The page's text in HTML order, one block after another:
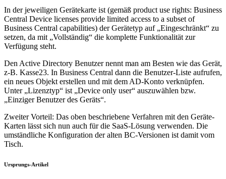
In der jeweiligen Gerätekarte ist (gemäß product use rights: Business
Central Device licenses provide limited access to a subset of
Business Central capabilities) der Gerätetyp auf „Eingeschränkt“ zu
setzen, da mit „Vollständig“ die komplette Funktionalität zur
Verfügung steht.
Den Active Directory Benutzer nennt man am Besten wie das Gerät,
z-B. Kasse23. In Business Central dann die Benutzer-Liste aufrufen,
ein neues Objekt erstellen und mit dem AD-Konto verknüpfen.
Unter „Lizenztyp“ ist „Device only user“ auszuwählen bzw.
„Einziger Benutzer des Geräts“.
Zweiter Vorteil: Das oben beschriebene Verfahren mit den Geräte-
Karten lässt sich nun auch für die SaaS-Lösung verwenden. Die
umständliche Konfiguration der alten BC-Versionen ist damit vom
Tisch.
Ursprungs-Artikel